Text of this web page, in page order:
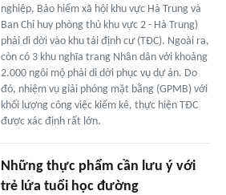
nghiệp, Bảo hiểm xã hội khu vực Hà Trung và
Ban Chỉ huy phòng thủ khu vực 2 - Hà Trung)
phải di dời vào khu tái định cư (TĐC). Ngoài ra,
còn có 3 khu nghĩa trang Nhân dân với khoảng
2.000 ngôi mộ phải di dời phục vụ dự án. Do
đó, nhiệm vụ giải phóng mặt bằng (GPMB) với
khối lượng công việc kiểm kê, thực hiện TĐC
được xác định rất lớn.
Những thực phẩm cần lưu ý với
trẻ lứa tuổi học đường